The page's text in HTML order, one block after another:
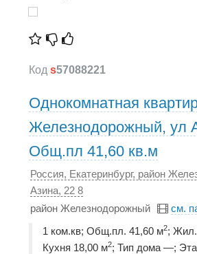
Код s57088221
Однокомнатная
Железнодорожный, ул
Общ.пл 41,60 кв.м
Россия, Екатеринбург, район
Азина, 22 8
район Железнодорожный
см.
1 ком.кв; Общ.пл. 41,60 м2;
Кухня 18,00 м2; Тип дома —;